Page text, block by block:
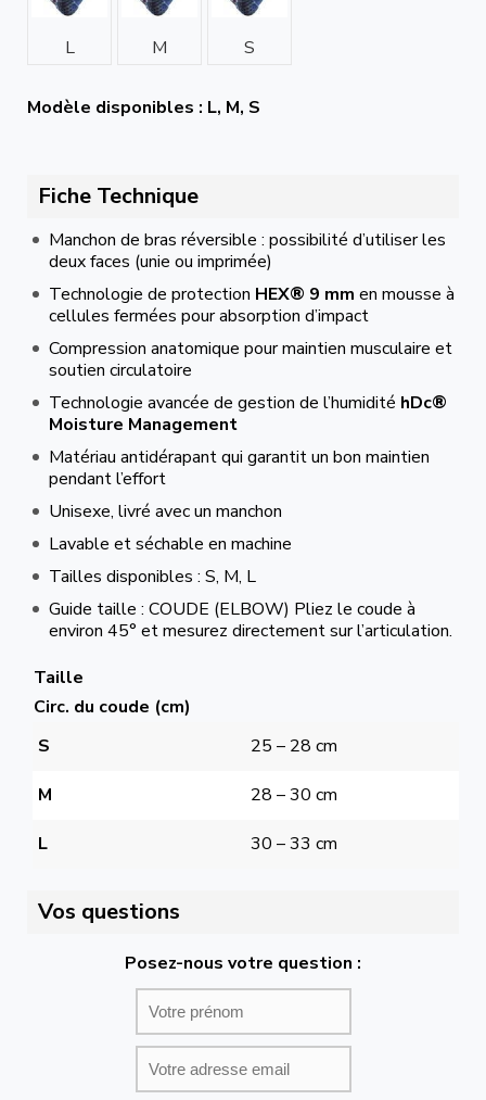
L M S
Modèle disponibles : L, M, S
Fiche Technique
Manchon de bras réversible : possibilité d’utiliser les
deux faces (unie ou imprimée)
Technologie de protection HEX® 9 mm en mousse à
cellules fermées pour absorption d’impact
Compression anatomique pour maintien musculaire et
soutien circulatoire
Technologie avancée de gestion de l’humidité hDc®
Moisture Management
Matériau antidérapant qui garantit un bon maintien
pendant l’effort
Unisexe, livré avec un manchon
Lavable et séchable en machine
Tailles disponibles : S, M, L
Guide taille : COUDE (ELBOW) Pliez le coude à
environ 45° et mesurez directement sur l’articulation.
Taille
Circ. du coude (cm)
S
25 – 28 cm
M 28 – 30 cm
L 30 – 33 cm
Vos questions
Posez-nous votre question :